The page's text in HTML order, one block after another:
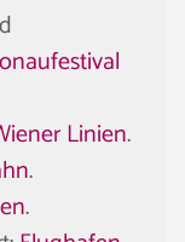
Linien.
.
.